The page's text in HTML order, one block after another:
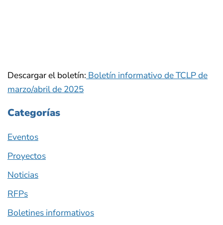
Descargar el boletín: Boletín informativo de TCLP de
marzo/abril de 2025
Categorías
Eventos
Proyectos
Noticias
RFPs
Boletines informativos